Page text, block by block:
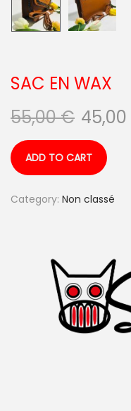
SAC EN WAX
55,00€ 45,00
ADD TO CART
Category: Non classé